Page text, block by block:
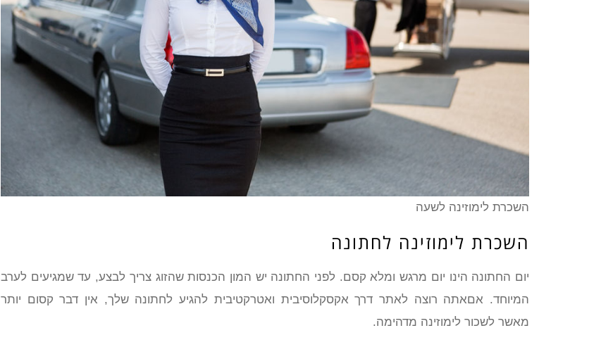
השכרת לימוזינה לשעה
השכרת לימוזינה לחתונה
יום החתונה הינו יום מרגש ומלא קסם. לפני החתונה יש המון הכנסות שהזוג צריך לבצע, עד שמגיעים לערב
המיוחד. אםאתה רוצה לאתר דרך אקסקלוסיבית ואטרקטיבית להגיע לחתונה שלך, אין דבר קסום יותר
מאשר לשכור לימוזינה מדהימה.